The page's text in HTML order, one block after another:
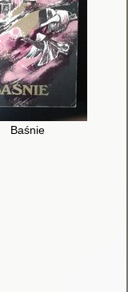
podania i legendy
Baśnie